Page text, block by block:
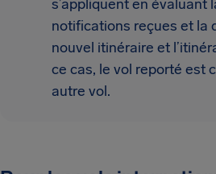
s’appliquent en évaluant
notifications reçues et la
nouvel itinéraire et
ce cas, le vol reporté est
autre vol.